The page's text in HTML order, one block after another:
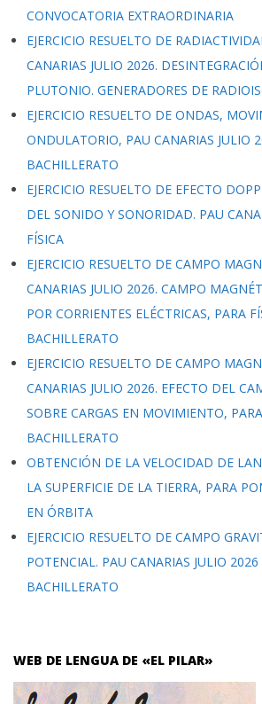
CONVOCATORIA EXTRAORDINARIA
EJERCICIO RESUELTO DE
CANARIAS JULIO 2026.
PLUTONIO. GENERADORES DE
EJERCICIO RESUELTO DE ONDAS,
ONDULATORIO, PAU CANARIAS JULIO
BACHILLERATO
EJERCICIO RESUELTO DE EFECTO
DEL SONIDO Y SONORIDAD. PAU
FÍSICA
EJERCICIO RESUELTO DE CAMPO
CANARIAS JULIO 2026. CAMPO
POR CORRIENTES ELÉCTRICAS, PARA
BACHILLERATO
EJERCICIO RESUELTO DE CAMPO
CANARIAS JULIO 2026. EFECTO DEL
SOBRE CARGAS EN MOVIMIENTO,
BACHILLERATO
OBTENCIÓN DE LA VELOCIDAD DE
LA SUPERFICIE DE LA TIERRA, PARA
EN ÓRBITA
EJERCICIO RESUELTO DE CAMPO
POTENCIAL. PAU CANARIAS JULIO 2026
BACHILLERATO
WEB DE LENGUA DE «EL PILAR»